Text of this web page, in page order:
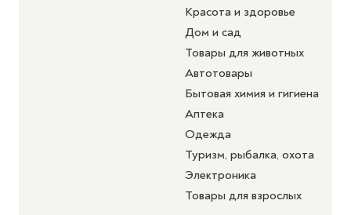
Красота и здоровье
Дом и сад
Товары для животных
Автотовары
Бытовая химия и гигиена
Аптека
Одежда
Туризм, рыбалка, охота
Электроника
Товары для взрослых